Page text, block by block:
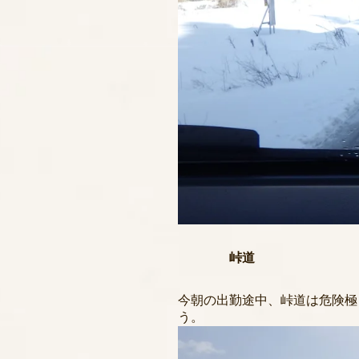
峠道
今朝の出勤途中、峠道は危険
う。